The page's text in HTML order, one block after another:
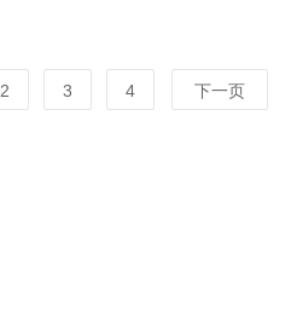
2 3 4 下一页